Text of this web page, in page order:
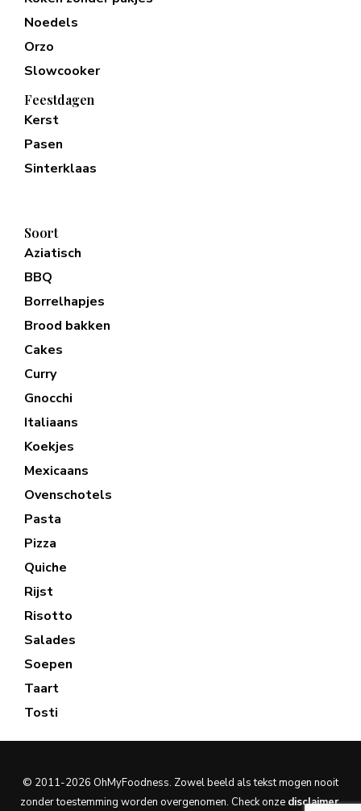
Noedels
Orzo
Slowcooker
Feestdagen
Kerst
Pasen
Sinterklaas
Soort
Aziatisch
BBQ
Borrelhapjes
Brood bakken
Cakes
Curry
Gnocchi
Italiaans
Koekjes
Mexicaans
Ovenschotels
Pasta
Pizza
Quiche
Rijst
Risotto
Salades
Soepen
Taart
Tosti
© 2011-2026 OhMyFoodness. Zowel beeld als tekst mogen nooit
zonder toestemming worden overgenomen. Check onze disclaimer.